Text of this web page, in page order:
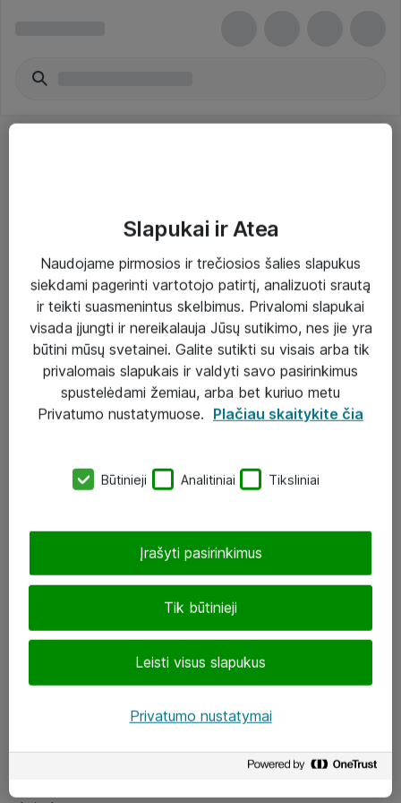
Paslaugos
Sprendimai
Įgyvendinti projektai
Atea ekspertų patarimai verslui
eShop@atea.lt
LinkedIn
Slapukai ir Atea
Naudojame pirmosios ir trečiosios šalies slapukus
siekdami pagerinti vartotojo patirtį, analizuoti srautą
ir teikti suasmenintus skelbimus. Privalomi slapukai
visada įjungti ir nereikalauja Jūsų sutikimo, nes jie yra
būtini mūsų svetainei. Galite sutikti su visais arba tik
privalomais slapukais ir valdyti savo pasirinkimus
spustelėdami žemiau, arba bet kuriuo metu
Privatumo nustatymuose. Plačiau skaitykite čia
Būtinieji Analitiniai Tiksliniai
Tik būtinieji
Leisti visus slapukus
Įrašyti pasirinkimus
Privatumo nustatymai